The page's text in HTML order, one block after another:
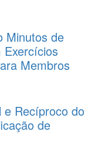
Minutos de
Exercícios
Membros
e Recíproco do
de